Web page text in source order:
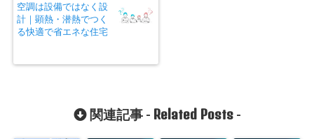
空調は設備ではなく設
計｜顕熱・潜熱でつく
る快適で省エネな住宅
関連記事 - Related Posts-